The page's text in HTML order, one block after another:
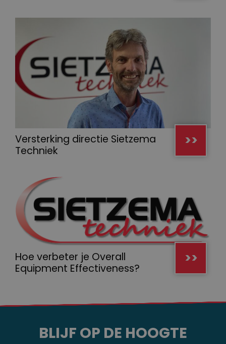
>>
Versterking directie Sietzema
Techniek
>>
Hoe verbeter je Overall
Equipment Effectiveness?
BLIJF OP DE HOOGTE